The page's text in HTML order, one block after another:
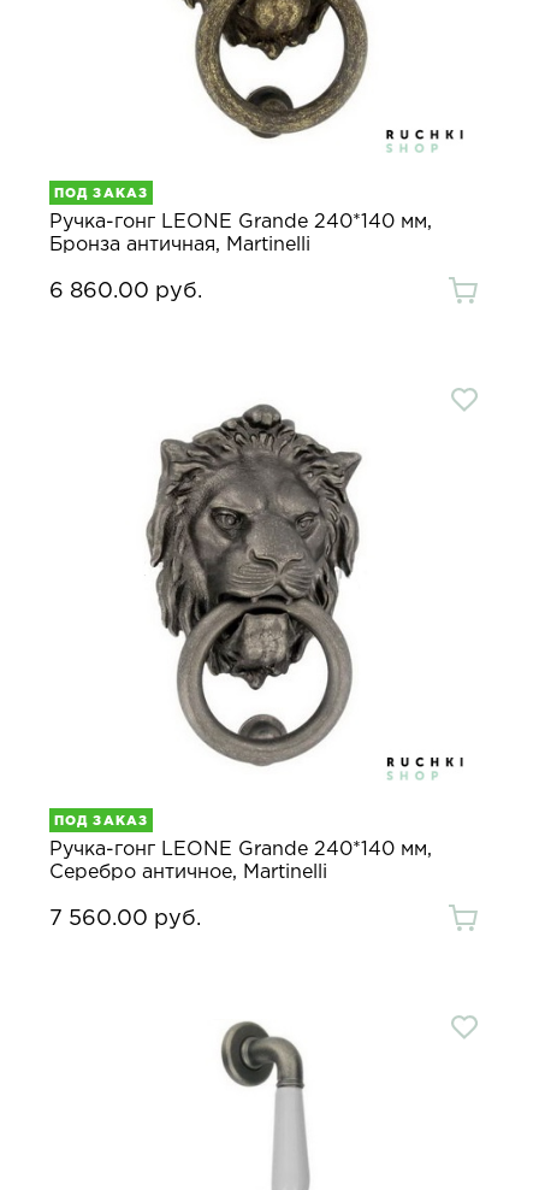
ПОД ЗАКАЗ
Ручка-гонг LEONE Grande 240*140 мм,
Бронза античная, Martinelli
6 860.00 руб.
ПОД ЗАКАЗ
Ручка-гонг LEONE Grande 240*140 мм,
Серебро античное, Martinelli
7 560.00 руб.